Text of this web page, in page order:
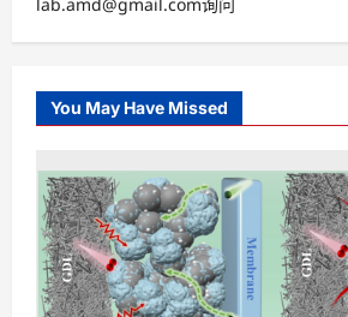
You May Have Missed